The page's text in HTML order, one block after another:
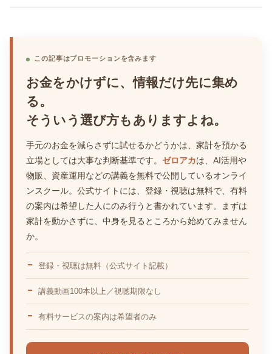
この記事はプロモーションを含みます
お金をかけずに、情報だけ先に集め
る。
そういう選び方もありますよね。
手元のお金を減らさずに試せるかどうかは、家計を預かる
立場としては大事な判断基準です。 ゼロアカは、AI活用や
物販、資産運用などの講義を無料で公開しているオンライ
ンスクール。公式サイトには、登録・視聴は無料で、有料
の案内は希望した人にのみ行うと書かれています。まずは
家計を動かさずに、中身を見るところから始めてみません
か。
登録・視聴は無料（公式サイト記載）
講義動画100本以上／視聴期限なし
有料サービスの案内は希望者のみ